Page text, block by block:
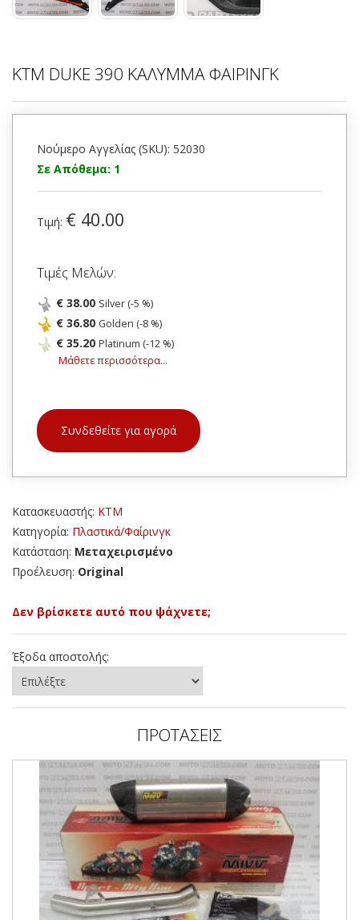
KTM DUKE 390 ΚΑΛΥΜΜΑ ΦΑΙΡΙΝΓΚ
Νούμερο Αγγελίας (SKU): 52030
Σε Απόθεμα: 1
Τιμή: € 40.00
Τιμές Μελών:
€ 38.00 Silver (-5 %)
€ 36.80 Golden (-8 %)
€ 35.20 Platinum (-12 %)
Μάθετε περισσότερα...
Συνδεθείτε για αγορά
Κατασκευαστής: KTM
Κατηγορία: Πλαστικά/Φαίρινγκ
Κατάσταση: Μεταχειρισμένο
Προέλευση: Original
Δεν βρίσκετε αυτό που ψάχνετε;
Έξοδα αποστολής:
ΠΡΟΤΑΣΕΙΣ